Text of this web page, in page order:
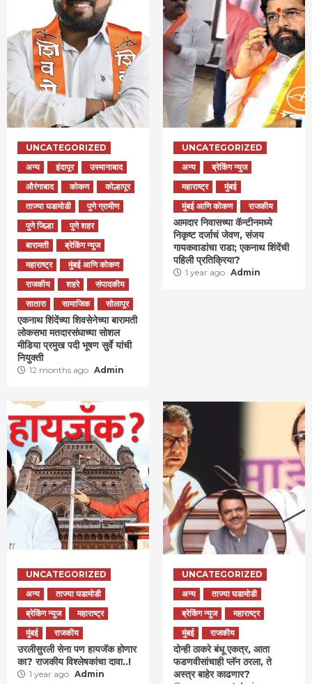
UNCATEGORIZED
अन्य
इंदापूर
उस्मानाबाद
औरंगाबाद
कोकण
कोल्हापूर
ताज्या घडामोडी
पुणे ग्रामीण
पुणे जिल्हा
पुणे शहर
बारामती
ब्रेकिंग न्युज
महाराष्ट्र
मुंबई आणि कोकण
राजकीय
शहरे
संपादकीय
सातारा
सामाजिक सोलापूर
एकनाथ शिंदेंच्या शिवसेनेच्या बारामती
लोकसभा मतदारसंघाच्या सोशल
मीडिया प्रमुख पदी भूषण सुर्वे यांची
नियुक्ती
12 months ago Admin
UNCATEGORIZED
अन्य
ब्रेकिंग न्युज
महाराष्ट्र
मुंबई
मुंबई आणि कोकण
राजकीय
आमदार निवासच्या कॅन्टीनमध्ये
निकृष्ट दर्जाचं जेवण, संजय
गायकवाडांचा राडा; एकनाथ शिंदेंची
पहिली प्रतिक्रिया?
1 year ago Admin
UNCATEGORIZED
अन्य
ताज्या घडामोडी
ब्रेकिंग न्युज
महाराष्ट्र
मुंबई
राजकीय
उरलीसुरली सेना पण हायजॅक होणार
का? राजकीय विश्लेषकांचा दावा..!
1 year ago Admin
UNCATEGORIZED
अन्य
ताज्या घडामोडी
ब्रेकिंग न्युज
महाराष्ट्र
मुंबई
राजकीय
दोन्ही ठाकरे बंधू एकत्र, आता
फडणवीसांचाही प्लॅन ठरला, ते
अस्त्र बाहेर काढणार?